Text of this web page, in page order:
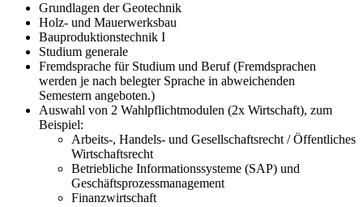
Grundlagen der Geotechnik
Holz- und Mauerwerksbau
Bauproduktionstechnik I
Studium generale
Fremdsprache für Studium und Beruf (Fremdsprachen
werden je nach belegter Sprache in abweichenden
Semestern angeboten.)
Auswahl von 2 Wahlpflichtmodulen (2x Wirtschaft), zum
Beispiel:
Arbeits-, Handels- und Gesellschaftsrecht / Öffentliches
Wirtschaftsrecht
Betriebliche Informationssysteme (SAP) und
Geschäftsprozessmanagement
Finanzwirtschaft